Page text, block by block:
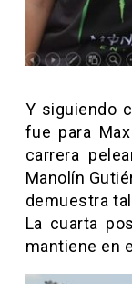
Y siguiendo
fue para
carrera
Manolín
demuestra
La cuarta
mantiene en